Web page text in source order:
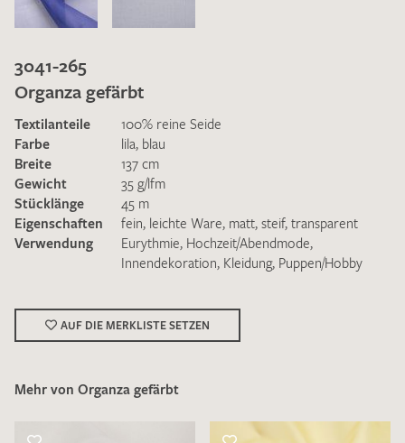
Ich bin damit einverstanden, dass meine angegebenen Daten
zur Beantwortung meiner Musteranfrage genutzt werden.
DieDatenschutzbestimmungenhabe ich zur Kenntnis
genommen und akzeptiere diese.
3041-265
Organza gefärbt
Textilanteile
100% reine Seide
Farbe
lila, blau
Breite
137 cm
Gewicht
35 g/lfm
Stücklänge
45 m
Eigenschaften
fein, leichte Ware, matt, steif, transparent
Verwendung
Eurythmie, Hochzeit/Abendmode,
Innendekoration, Kleidung, Puppen/Hobby
AUF DIE MERKLISTE SETZEN
Mehr von Organza gefärbt